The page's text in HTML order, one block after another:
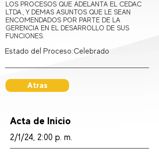
LOS PROCESOS QUE ADELANTA EL CEDAC
LTDA., Y DEMAS ASUNTOS QUE LE SEAN
ENCOMENDADOS POR PARTE DE LA
GERENCIA EN EL DESARROLLO DE SUS
FUNCIONES.
Estado del Proceso:Celebrado
Atras
Acta de Inicio
2/1/24, 2:00 p. m.